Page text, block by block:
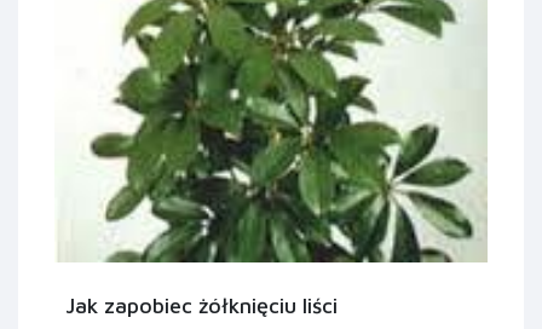
Jak zapobiec żółknięciu liści